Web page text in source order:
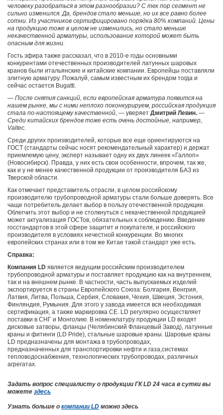
человеку разобраться в этом разнообразии? С тех пор сегмент не
сильно изменился. Да, брендов стало меньше, но их все равно более
сотни. Из участников сертифицировано порядка 80% компаний. Цены
на продукцию тоже в целом не изменились, но стало меньше
некачественной арматуры, использование которой может быть
опасным для жизни.
Гость эфира также рассказал, что в 2010-е годы основными
конкурентами отечественных производителей латунных шаровых
кранов были итальянские и китайские компании. Европейцы поставляли
элитную арматуру. Пожалуй, самым известным их брендом тогда и
сейчас остается Bugatti.
— После снятия санкций, если европейская арматура появится на
нашем рынке, мы с ними неплохо поконкурируем, российская продукция
стала по-настоящему качественной, — уверяет Дмитрий Левин. —
Среди китайских брендов тоже есть очень достойные, например,
Valtec.
Среди других производителей, которые все еще ориентируются на
ГОСТ (стандарты сейчас носят рекомендательный характер) и держат
приемлемую цену, эксперт называет одну их двух линеек «Галлоп»
(Новосибирск). Правда, у них есть свои особенности, впрочем, так же,
как и у не менее качественной продукции от производителя БАЗ из
Тверской области.
Как отмечает представитель отрасли, в целом российскому
производителю трубопроводной арматуры стали больше доверять. Все
чаще потребитель делает выбор в пользу отечественной продукции.
Облегчить этот выбор и не столкнуться с некачественной продукцией
может актуализация ГОСТов, обязательных к соблюдению. Введение
госстандартов в этой сфере защитит и покупателя, и российского
производителя в условиях нечестной конкуренции. Во многих
европейских странах или в том же Китае такой стандарт уже есть.
Справка:
Компания LD является ведущим российским производителем
трубопроводной арматуры и поставляет продукцию как на внутреннем,
так и на внешнем рынке. В частности, часть выпускаемых изделий
экспортируется в страны Европейского Союза: Болгария, Венгрия,
Латвия, Литва, Польша, Сербия, Словакия, Чехия, Швеция, Эстония,
Финляндия, Румыния. Для этого у завода имеется вся необходимая
сертификация, а также маркировка CE. LD регулярно осуществляет
поставки в СНГ и Монголию. В номенклатуру продукции LD входят
дисковые затворы, фланцы (Челябинский Фланцевый Завод), латунные
краны и фитинги (LD Pride), стальные шаровые краны. Шаровые краны
LD предназначены для монтажа в трубопроводах,
предназначенных для транспортировки нефти и газа,системах
тепловодоснабжения, технологических трубопроводах, различных
агрегатах.
Задать вопрос специалисту о продукции ГК LD 24 часа в сутки вы
можете здесь
Узнать больше о компании LD можно здесь